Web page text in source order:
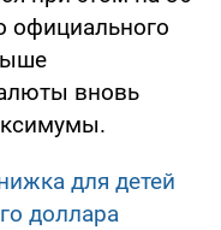
официального
вновь
для детей
доллара